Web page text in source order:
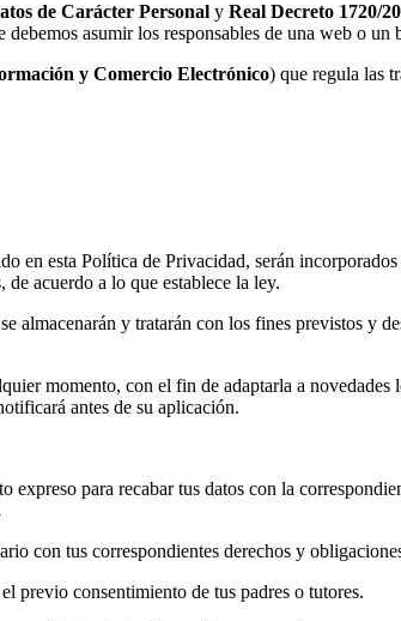
de Carácter Personal y Real Decreto 1720/
asumir los responsables de una web o
y Comercio Electrónico) que regula las
en esta Política de Privacidad, serán
acuerdo a lo que establece la ley.
almacenarán y tratarán con los fines previstos y
momento, con el fin de adaptarla a
antes de su aplicación.
para recabar tus datos con la
con tus correspondientes derechos y
previo consentimiento de tus padres o tutores.